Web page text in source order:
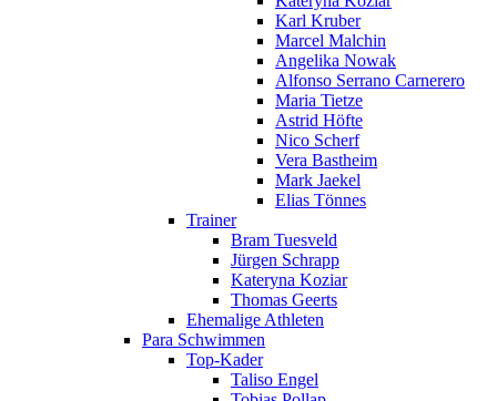
Karl Kruber
Marcel Malchin
Angelika Nowak
Alfonso Serrano Carnerero
Maria Tietze
Astrid Höfte
Nico Scherf
Vera Bastheim
Mark Jaekel
Elias Tönnes
Trainer
Bram Tuesveld
Jürgen Schrapp
Kateryna Koziar
Thomas Geerts
Ehemalige Athleten
Para Schwimmen
Top-Kader
Taliso Engel